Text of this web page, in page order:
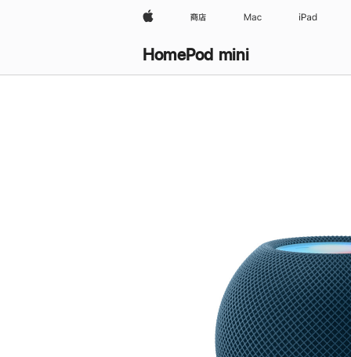
Apple 商店 Mac iPad
HomePod mini